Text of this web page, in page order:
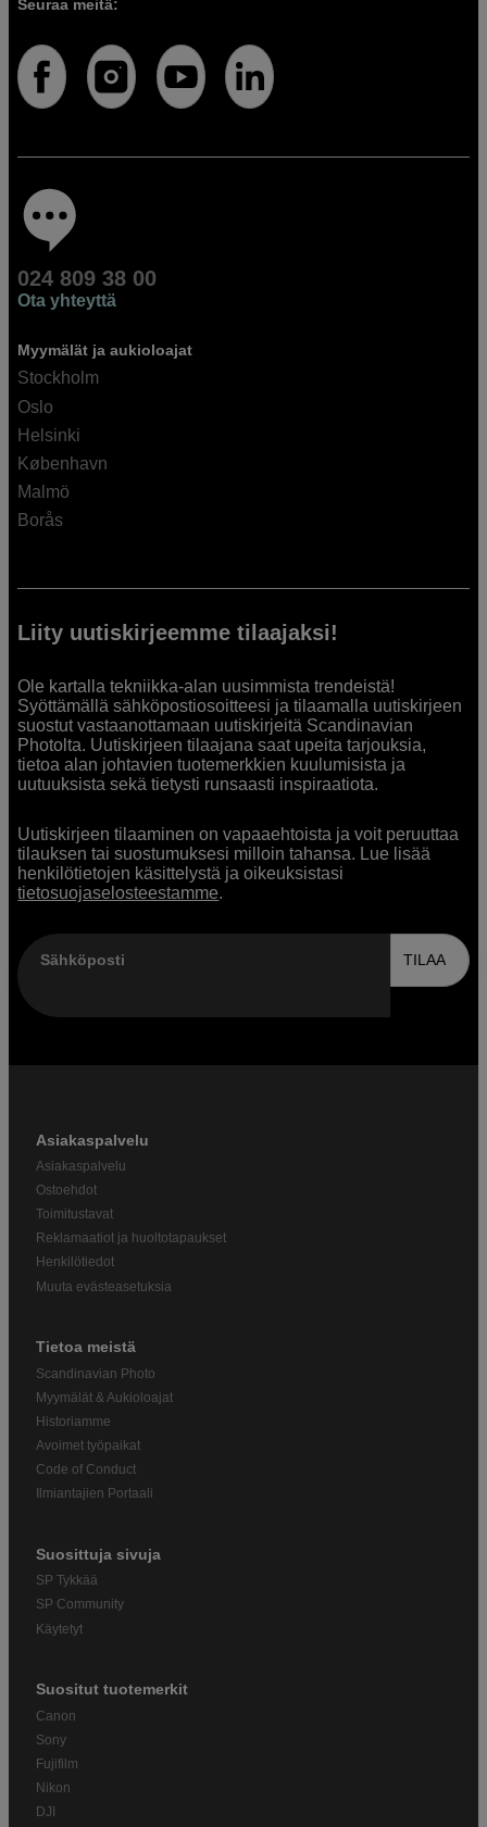
Seuraa meitä:
024 809 38 00
Ota yhteyttä
Myymälät ja aukioloajat
Stockholm
Oslo
Helsinki
København
Malmö
Borås
Liity uutiskirjeemme tilaajaksi!
Ole kartalla tekniikka-alan uusimmista trendeistä!
Syöttämällä sähköpostiosoitteesi ja tilaamalla uutiskirjeen
suostut vastaanottamaan uutiskirjeitä Scandinavian
Photolta. Uutiskirjeen tilaajana saat upeita tarjouksia,
tietoa alan johtavien tuotemerkkien kuulumisista ja
uutuuksista sekä tietysti runsaasti inspiraatiota.
Uutiskirjeen tilaaminen on vapaaehtoista ja voit peruuttaa
tilauksen tai suostumuksesi milloin tahansa. Lue lisää
henkilötietojen käsittelystä ja oikeuksistasi
tietosuojaselosteestamme.
Sähköposti TILAA
Asiakaspalvelu
Asiakaspalvelu
Ostoehdot
Toimitustavat
Reklamaatiot ja huoltotapaukset
Henkilötiedot
Muuta evästeasetuksia
Tietoa meistä
Scandinavian Photo
Myymälät & Aukioloajat
Historiamme
Avoimet työpaikat
Code of Conduct
Ilmiantajien Portaali
Suosittuja sivuja
SP Tykkää
SP Community
Käytetyt
Suositut tuotemerkit
Canon
Sony
Fujifilm
Nikon
DJI